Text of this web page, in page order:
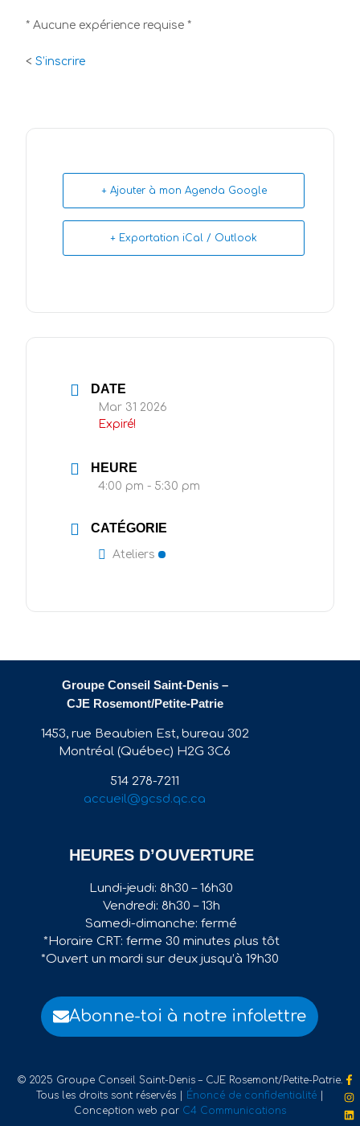
* Aucune expérience requise *
<S’inscrire
+ Ajouter à mon Agenda Google
+ Exportation iCal / Outlook
DATE
Mar 31 2026
Expiré!
HEURE
4:00 pm - 5:30 pm
CATÉGORIE
Ateliers
Groupe Conseil Saint-Denis –
CJE Rosemont/Petite-Patrie
1453, rue Beaubien Est, bureau 302
Montréal (Québec) H2G 3C6
514 278-7211
accueil@gcsd.qc.ca
HEURES D’OUVERTURE
Lundi-jeudi: 8h30 – 16h30
Vendredi: 8h30 – 13h
Samedi-dimanche: fermé
*Horaire CRT: ferme 30 minutes plus tôt
*Ouvert un mardi sur deux jusqu’à 19h30
Abonne-toi à notre infolettre
© 2025 Groupe Conseil Saint-Denis – CJE Rosemont/Petite-Patrie.
Tous les droits sont réservés |
Énoncé de confidentialité
Conception web par C4 Communications